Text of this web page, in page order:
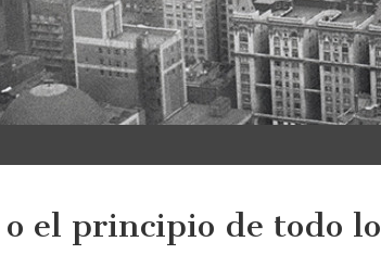
el principio de todo lo